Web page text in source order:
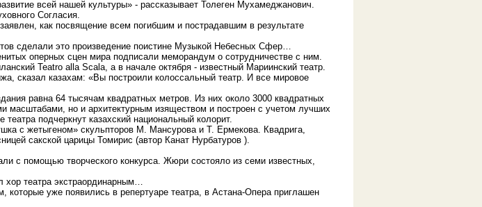
всей нашей культуры» - рассказывает Толеген Мухамеджанович.
Согласия.
как посвящение всем погибшим и пострадавшим в результате
сделали это произведение поистине Музыкой Небесных Сфер…
оперных сцен мира подписали меморандум о сотрудничестве с ним.
Teatro alla Scala, а в начале октября - известный Мариинский театр.
сказал казахам: «Вы построили колоссальный театр. И все мировое
равна 64 тысячам квадратных метров. Из них около 3000 квадратных
масштабами, но и архитектурным изяществом и построен с учетом лучших
подчеркнут казахский национальный колорит.
с жетыгеном» скульпторов М. Мансурова и Т. Ермекова. Квадрига,
сакской царицы Томирис (автор Канат Нурбатуров ).
с помощью творческого конкурса. Жюри состояло из семи известных,
хор театра экстраординарным…
которые уже появились в репертуаре театра, в Астана-Опера приглашен